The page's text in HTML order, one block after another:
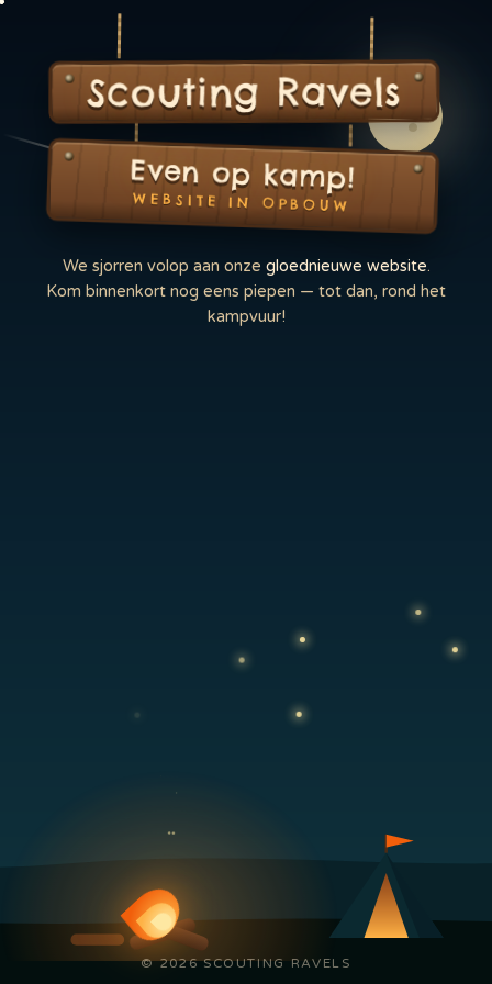
Scouting Ravels
Even op kamp!
WEBSITE IN OPBOUW
We sjorren volop aan onze gloednieuwe website.
Kom binnenkort nog eens piepen — tot dan, rond het
kampvuur!
© 2026 SCOUTING RAVELS